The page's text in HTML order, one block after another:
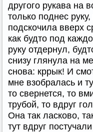
другого рукава на
только поднес
подскочила вверх
как будто под
руку отдернул,
снизу глянула на
снова: кррык! И
мне взобралась и
то свернется, то
трубой, то вдруг
Она так ласково,
тут вдруг